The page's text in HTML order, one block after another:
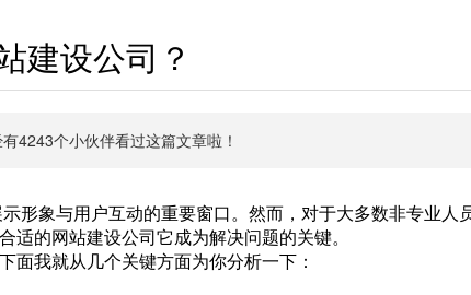
建设公司？
4243个小伙伴看过这篇文章啦！
形象与用户互动的重要窗口。然而，对于大多数非专业人
的网站建设公司它成为解决问题的关键。
面我就从几个关键方面为你分析一下：